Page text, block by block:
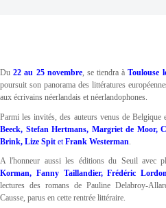
Du22 au 25 novembre, se tiendra àToulouse
poursuit son panorama des littératures
aux écrivains néerlandais et néerlandophones.
Parmi les invités, des auteurs venus de Belgique
Beeck, Stefan Hertmans, Margriet de Moor,
Brink, Lize Spit et Frank Westerman
A l'honneur aussi les éditions du Seuil avec
Korman, Fanny Taillandier, Frédéric
lectures des romans de Pauline Delabroy-
Causse, parus en cette rentrée littéraire.